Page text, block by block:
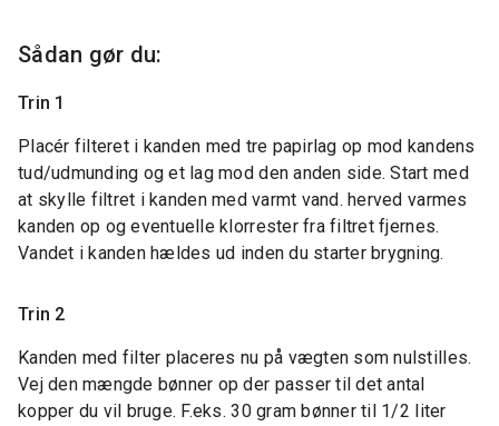
Sådan gør du:
Trin 1
Placér filteret i kanden med tre papirlag op mod kandens
tud/udmunding og et lag mod den anden side. Start med
at skylle filtret i kanden med varmt vand. herved varmes
kanden op og eventuelle klorrester fra filtret fjernes.
Vandet i kanden hældes ud inden du starter brygning.
Trin 2
Kanden med filter placeres nu på vægten som nulstilles.
Vej den mængde bønner op der passer til det antal
kopper du vil bruge. F.eks. 30 gram bønner til 1/2 liter